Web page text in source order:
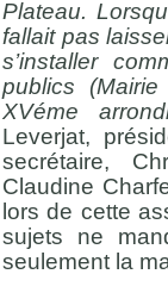
Plateau.
fallait pas
s’installer
publics
XVéme
Leverjat,
secrétaire,
Claudine
lors de cette
sujets ne
seulement la